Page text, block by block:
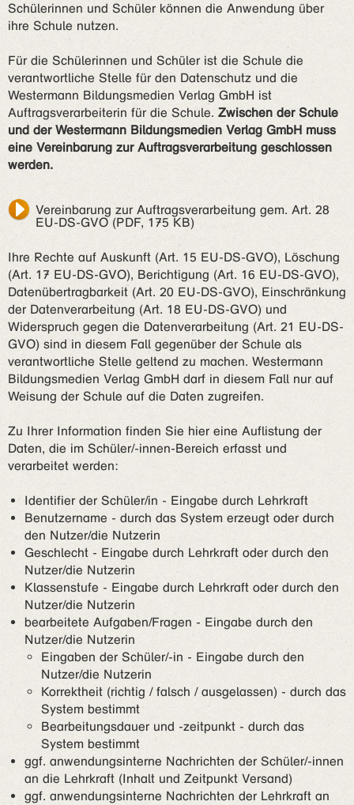
Schülerinnen und Schüler können die Anwendung über
ihre Schule nutzen.
Für die Schülerinnen und Schüler ist die Schule die
verantwortliche Stelle für den Datenschutz und die
Westermann Bildungsmedien Verlag GmbH ist
Auftragsverarbeiterin für die Schule. Zwischen der Schule
und der Westermann Bildungsmedien Verlag GmbH muss
eine Vereinbarung zur Auftragsverarbeitung geschlossen
werden.
Vereinbarung zur Auftragsverarbeitung gem. Art. 28
EU-DS-GVO (PDF, 175 KB)
Ihre Rechte auf Auskunft (Art. 15 EU-DS-GVO), Löschung
(Art. 17 EU-DS-GVO), Berichtigung (Art. 16 EU-DS-GVO),
Datenübertragbarkeit (Art. 20 EU-DS-GVO), Einschränkung
der Datenverarbeitung (Art. 18 EU-DS-GVO) und
Widerspruch gegen die Datenverarbeitung (Art. 21 EU-DS-
GVO) sind in diesem Fall gegenüber der Schule als
verantwortliche Stelle geltend zu machen. Westermann
Bildungsmedien Verlag GmbH darf in diesem Fall nur auf
Weisung der Schule auf die Daten zugreifen.
Zu Ihrer Information finden Sie hier eine Auflistung der
Daten, die im Schüler/-innen-Bereich erfasst und
verarbeitet werden:
Identifier der Schüler/in - Eingabe durch Lehrkraft
Benutzername - durch das System erzeugt oder durch
den Nutzer/die Nutzerin
Geschlecht - Eingabe durch Lehrkraft oder durch den
Nutzer/die Nutzerin
Klassenstufe - Eingabe durch Lehrkraft oder durch den
Nutzer/die Nutzerin
bearbeitete Aufgaben/Fragen - Eingabe durch den
Nutzer/die Nutzerin
Eingaben der Schüler/-in - Eingabe durch den
Nutzer/die Nutzerin
Korrektheit (richtig / falsch / ausgelassen) - durch das
System bestimmt
Bearbeitungsdauer und -zeitpunkt - durch das
System bestimmt
ggf. anwendungsinterne Nachrichten der Schüler/-innen
an die Lehrkraft (Inhalt und Zeitpunkt Versand)
ggf. anwendungsinterne Nachrichten der Lehrkraft an